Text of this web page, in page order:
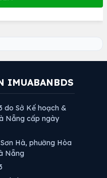
IMUABANBDS
do Sở Kế hoạch &
Nẵng cấp ngày
Hà, phường Hòa
Nẵng